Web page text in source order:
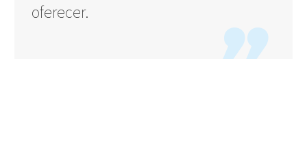
oferecer.
